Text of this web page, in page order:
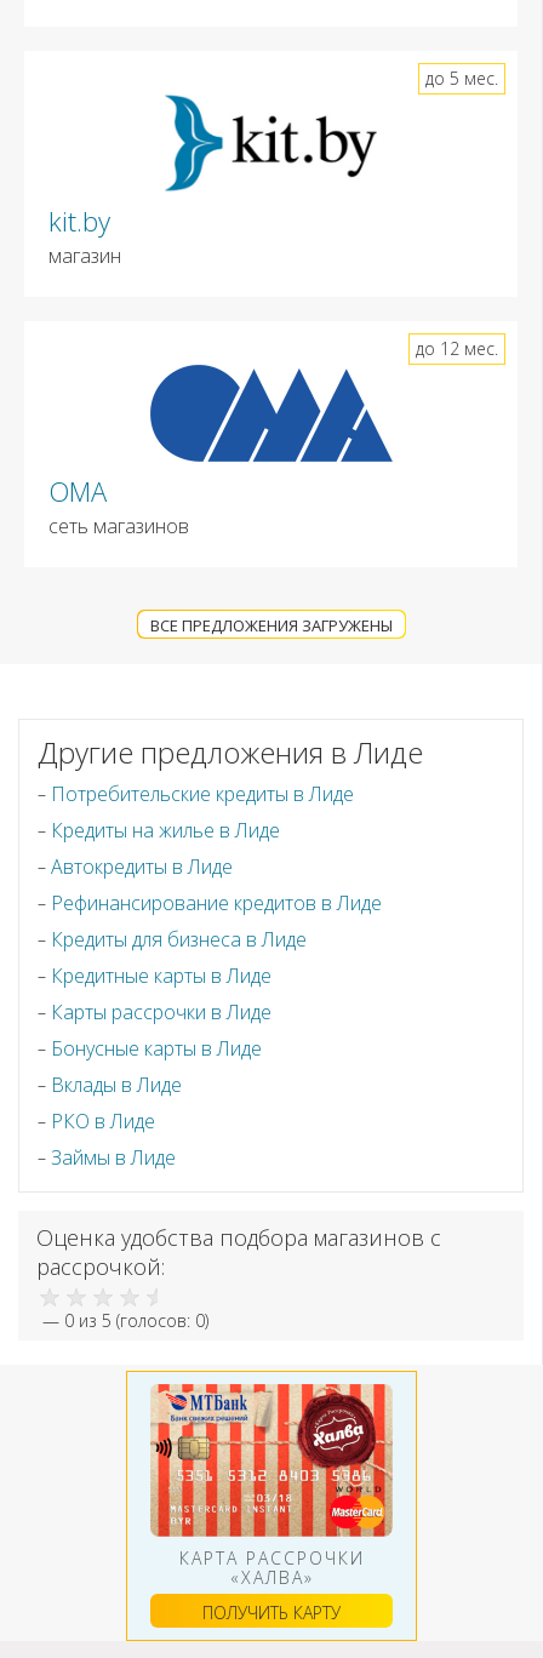
kit.by
магазин
до 5 мес.
ОМА
сеть магазинов
до 12 мес.
ВСЕ ПРЕДЛОЖЕНИЯ ЗАГРУЖЕНЫ
Другие предложения в Лиде
Потребительские кредиты в Лиде
Кредиты на жилье в Лиде
Автокредиты в Лиде
Рефинансирование кредитов в Лиде
Кредиты для бизнеса в Лиде
Кредитные карты в Лиде
Карты рассрочки в Лиде
Бонусные карты в Лиде
Вклады в Лиде
РКО в Лиде
Займы в Лиде
Оценка удобства подбора магазинов с
рассрочкой:
— 0 из 5 (голосов: 0)
КАРТА РАССРОЧКИ
«ХАЛВА»
ПОЛУЧИТЬ КАРТУ